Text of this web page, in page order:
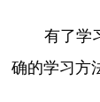
有了学
确的学习方